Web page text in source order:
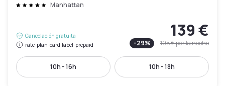
Manhattan
Cancelación gratuita
rate-plan-card.label-prepaid
139 €
-29% 195 €por la noche
10h - 16h 10h - 18h